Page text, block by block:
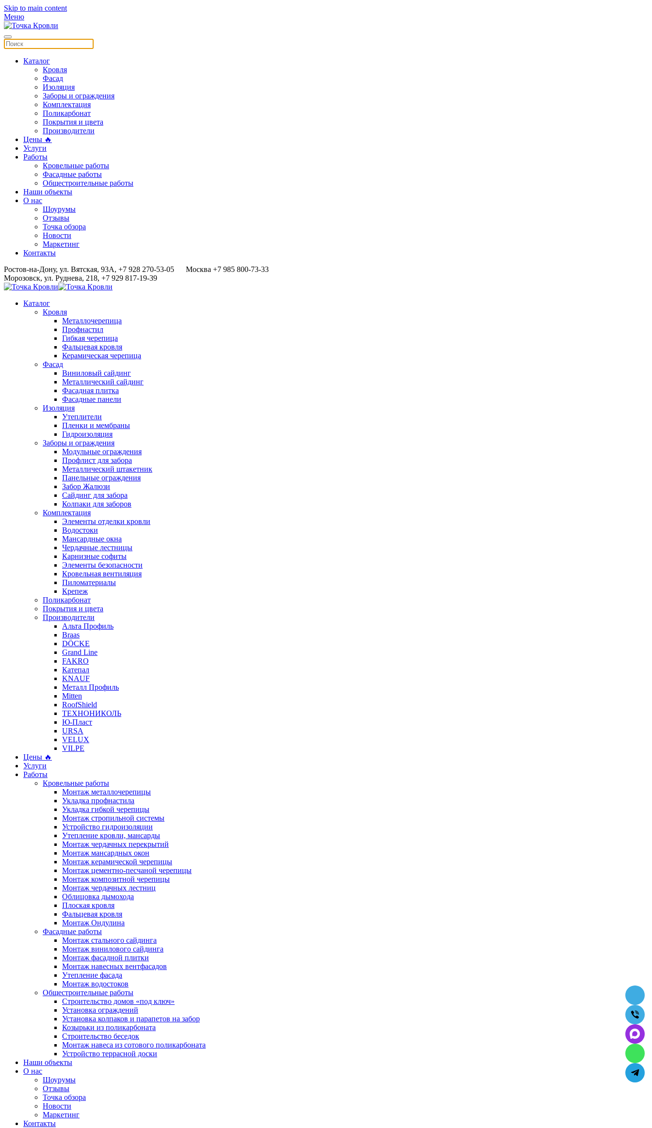
Skip to main content
Меню
Каталог
Кровля
Фасад
Изоляция
Заборы и ограждения
Комплектация
Поликарбонат
Покрытия и цвета
Производители
Цены 🔥
Услуги
Работы
Кровельные работы
Фасадные работы
Общестроительные работы
Наши объекты
О нас
Шоурумы
Отзывы
Точка обзора
Новости
Маркетинг
Контакты
Ростов-на-Дону, ул. Вятская, 93А, +7 928 270-53-05 Москва +7 985 800-73-33
Морозовск, ул. Руднева, 218, +7 929 817-19-39
Каталог
Кровля
Металлочерепица
Профнастил
Гибкая черепица
Фальцевая кровля
Керамическая черепица
Фасад
Виниловый сайдинг
Металлический сайдинг
Фасадная плитка
Фасадные панели
Изоляция
Утеплители
Пленки и мембраны
Гидроизоляция
Заборы и ограждения
Модульные ограждения
Профлист для забора
Металлический штакетник
Панельные ограждения
Забор Жалюзи
Сайдинг для забора
Колпаки для заборов
Комплектация
Элементы отделки кровли
Водостоки
Мансардные окна
Чердачные лестницы
Карнизные софиты
Элементы безопасности
Кровельная вентиляция
Пиломатериалы
Крепеж
Поликарбонат
Покрытия и цвета
Производители
Альта Профиль
Braas
DÖCKE
Grand Line
FAKRO
Катепал
KNAUF
Металл Профиль
Mitten
RoofShield
ТЕХНОНИКОЛЬ
Ю-Пласт
URSA
VELUX
VILPE
Цены 🔥
Услуги
Работы
Кровельные работы
Монтаж металлочерепицы
Укладка профнастила
Укладка гибкой черепицы
Монтаж стропильной системы
Устройство гидроизоляции
Утепление кровли, мансарды
Монтаж чердачных перекрытий
Монтаж мансардных окон
Монтаж керамической черепицы
Монтаж цементно-песчаной черепицы
Монтаж композитной черепицы
Монтаж чердачных лестниц
Облицовка дымохода
Плоская кровля
Фальцевая кровля
Монтаж Ондулина
Фасадные работы
Монтаж стального сайдинга
Монтаж винилового сайдинга
Монтаж фасадной плитки
Монтаж навесных вентфасадов
Утепление фасада
Монтаж водостоков
Общестроительные работы
Строительство домов «под ключ»
Установка ограждений
Установка колпаков и парапетов на забор
Козырьки из поликарбоната
Строительство беседок
Монтаж навеса из сотового поликарбоната
Устройство террасной доски
Наши объекты
О нас
Шоурумы
Отзывы
Точка обзора
Новости
Маркетинг
Контакты